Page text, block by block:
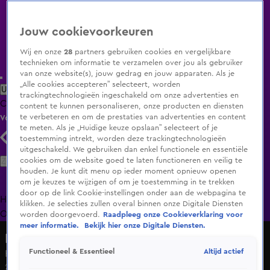
Uitzending Gemist Populaire programma's Zenders Genres
ClipsFilmsRadioSmart TV inlogShop
Volg KIJK
Zoeken
HomeUitzending Gemist Programma's De Bondgenoten
OranjezomerLivestreamsShop
Het NK tijdrijden gaat dit jaar toch door
24 juni 2025, 22:00
Jouw cookievoorkeuren
Wij en onze28 partners gebruiken cookies en vergelijkbare
technieken om informatie te verzamelen over jou als gebruiker
van onze website(s), jouw gedrag en jouw apparaten. Als je
„Alle cookies accepteren” selecteert, worden
trackingtechnologieën ingeschakeld om onze advertenties en
content te kunnen personaliseren, onze producten en diensten
te verbeteren en om de prestaties van advertenties en content
te meten. Als je „Huidige keuze opslaan” selecteert of je
toestemming intrekt, worden deze trackingtechnologieën
uitgeschakeld. We gebruiken dan enkel functionele en essentiële
cookies om de website goed te laten functioneren en veilig te
houden. Je kunt dit menu op ieder moment opnieuw openen
om je keuzes te wijzigen of om je toestemming in te trekken
door op de link Cookie-instellingen onder aan de webpagina te
klikken. Je selecties zullen overal binnen onze Digitale Diensten
worden doorgevoerd.
Raadpleeg onze Cookieverklaring voor
meer informatie.
Bekijk hier onze Digitale Diensten.
Functioneel & Essentieel Altijd actief